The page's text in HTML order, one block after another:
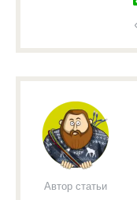
Автор статьи